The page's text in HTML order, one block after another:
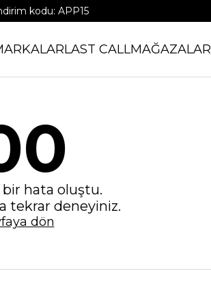
kodu: APP15
LAST CALLMAĞAZALAR
hata oluştu.
tekrar deneyiniz.
dön